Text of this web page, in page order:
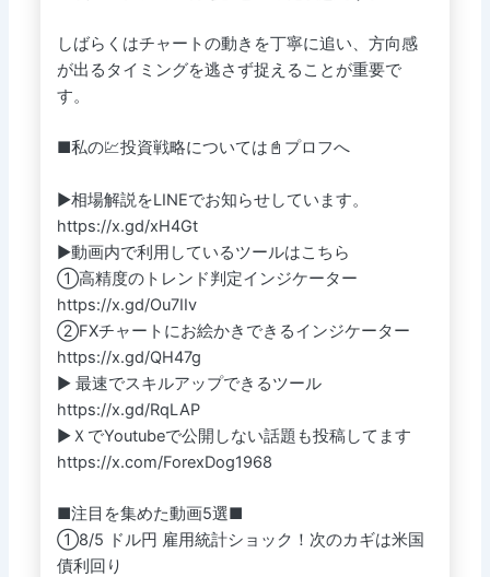
しばらくはチャートの動きを丁寧に追い、方向感
が出るタイミングを逃さず捉えることが重要で
す。
■私の💹投資戦略については📓プロフへ
▶相場解説をLINEでお知らせしています。
https://x.gd/xH4Gt
▶動画内で利用しているツールはこちら
①高精度のトレンド判定インジケーター
https://x.gd/Ou7IIv
②FXチャートにお絵かきできるインジケーター
https://x.gd/QH47g
▶ 最速でスキルアップできるツール
https://x.gd/RqLAP
▶ＸでYoutubeで公開しない話題も投稿してます
https://x.com/ForexDog1968
■注目を集めた動画5選■
①8/5 ドル円 雇用統計ショック！次のカギは米国
債利回り